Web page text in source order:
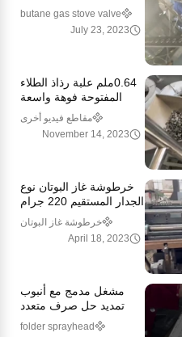
للطهي والشواء
butane gas stove valve
July 23, 2023
0.64ملم علبة رذاذ الطلاء
المفتوحة فوهة واسعة
لأوعية القصدير الثلجية
مقاطع فيديو أخرى
November 14, 2023
خرطوشة غاز البوتان نوع
الجدار المستقيم 220 جرام
سهلة النقل
خرطوشة غاز البوتان
April 18, 2023
مشغل مدمج مع أنبوب
تمديد حل صرف متعدد
الاستخدامات
folder sprayhead